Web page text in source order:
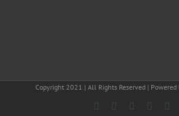
Copyright 2021 | All Rights Reserved | Powered
FacebookInstagram
Email